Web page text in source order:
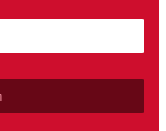
policy to subscribe to